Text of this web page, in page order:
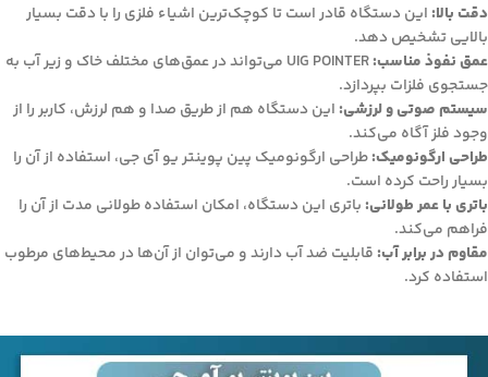
دقت بالا: این دستگاه قادر است تا کوچک‌ترین اشیاء فلزی را با دقت بسیار
بالایی تشخیص دهد.
عمق نفوذ مناسب:
UIG POINTER می‌تواند در عمق‌های مختلف خاک و زیر آب به
جستجوی فلزات بپردازد.
سیستم صوتی و لرزشی: این دستگاه هم از طریق صدا و هم لرزش، کاربر را از
وجود فلز آگاه می‌کند.
طراحی ارگونومیک:طراحی ارگونومیک پین پوینتر یو آی جی، استفاده از آن را
بسیار راحت کرده است.
باتری با عمر طولانی: باتری این دستگاه، امکان استفاده طولانی مدت از آن را
فراهم می‌کند.
مقاوم در برابر آب: قابلیت ضد آب دارند و می‌توان از آن‌ها در محیط‌های مرطوب
استفاده کرد.